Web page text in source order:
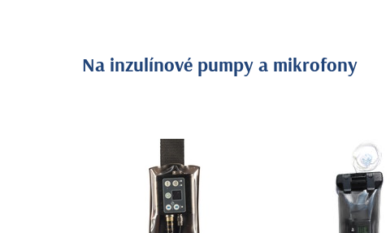
Na inzulínové pumpy a mikrofony